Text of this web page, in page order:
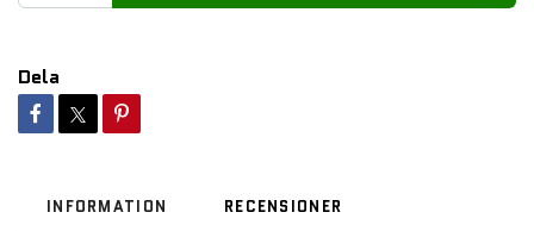
Dela
INFORMATION RECENSIONER